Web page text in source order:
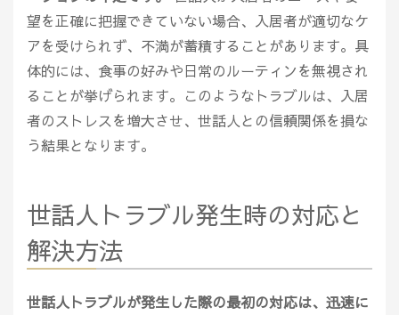
望を正確に把握できていない場合、入居者が適切なケ
アを受けられず、不満が蓄積することがあります。具
体的には、食事の好みや日常のルーティンを無視され
ることが挙げられます。このようなトラブルは、入居
者のストレスを増大させ、世話人との信頼関係を損な
う結果となります。
世話人トラブル発生時の対応と
解決方法
世話人トラブルが発生した際の最初の対応は、迅速に